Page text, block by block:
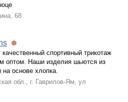
68
спортивный трикотаж
оптом. Наши изделия шьются из
на основе хлопка.
обл., г. Гаврилов-Ям, ул